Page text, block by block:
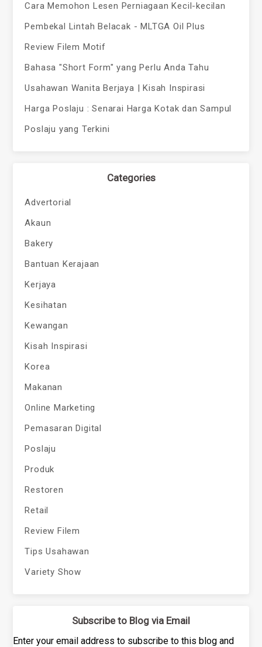
Cara Memohon Lesen Perniagaan Kecil-kecilan
Pembekal Lintah Belacak - MLTGA Oil Plus
Review Filem Motif
Bahasa "Short Form" yang Perlu Anda Tahu
Usahawan Wanita Berjaya | Kisah Inspirasi
Harga Poslaju : Senarai Harga Kotak dan Sampul
Poslaju yang Terkini
Categories
Advertorial
Akaun
Bakery
Bantuan Kerajaan
Kerjaya
Kesihatan
Kewangan
Kisah Inspirasi
Korea
Makanan
Online Marketing
Pemasaran Digital
Poslaju
Produk
Restoren
Retail
Review Filem
Tips Usahawan
Variety Show
Subscribe to Blog via Email
Enter your email address to subscribe to this blog and